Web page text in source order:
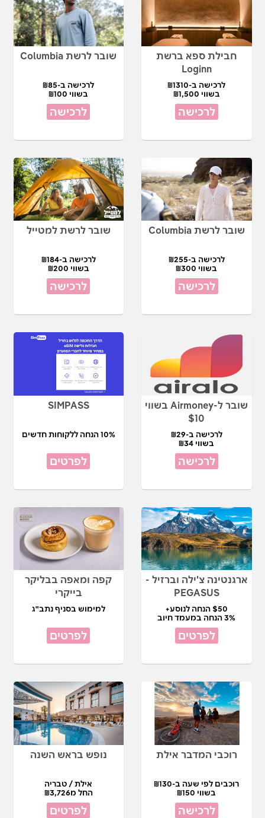
חבילת ספא ברשת
Loginn
לרכישה ב-₪1310
בשווי ₪1,500
לרכישה
שובר לרשת Columbia
לרכישה ב-₪85
בשווי ₪100
לרכישה
שובר לרשת Columbia
לרכישה ב-₪255
בשווי ₪300
לרכישה
שובר לרשת למטייל
לרכישה ב-₪184
בשווי ₪200
לרכישה
שובר ל-Airmoney בשווי
$10
לרכישה ב-₪29
בשווי ₪34
לרכישה
SIMPASS
10% הנחה ללקוחות חדשים
לפרטים
ארגנטינה צ'ילה וברזיל -
PEGASUS
$50 הנחה לנוסע+
3% הנחה במעמד חיוב
לפרטים
קפה ומאפה בבליקר
בייקרי
למימוש בסניף נתב"ג
לפרטים
רוכבי המדבר אילת
רוכבים לפי שעה ב-₪130
בשווי ₪150
לרכישה
נופש בראש השנה
אילת / טבריה
החל מ₪3,726
לפרטים